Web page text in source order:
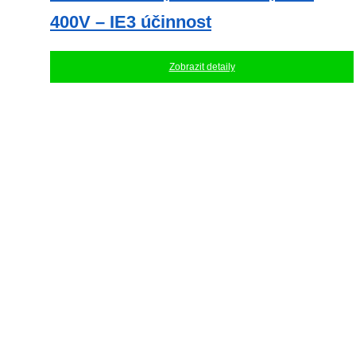
400V – IE3 účinnost
Zobrazit detaily